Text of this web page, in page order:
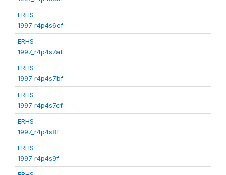
ERHS
1997_r4p4s6cf
ERHS
1997_r4p4s7af
ERHS
1997_r4p4s7bf
ERHS
1997_r4p4s7cf
ERHS
1997_r4p4s8f
ERHS
1997_r4p4s9f